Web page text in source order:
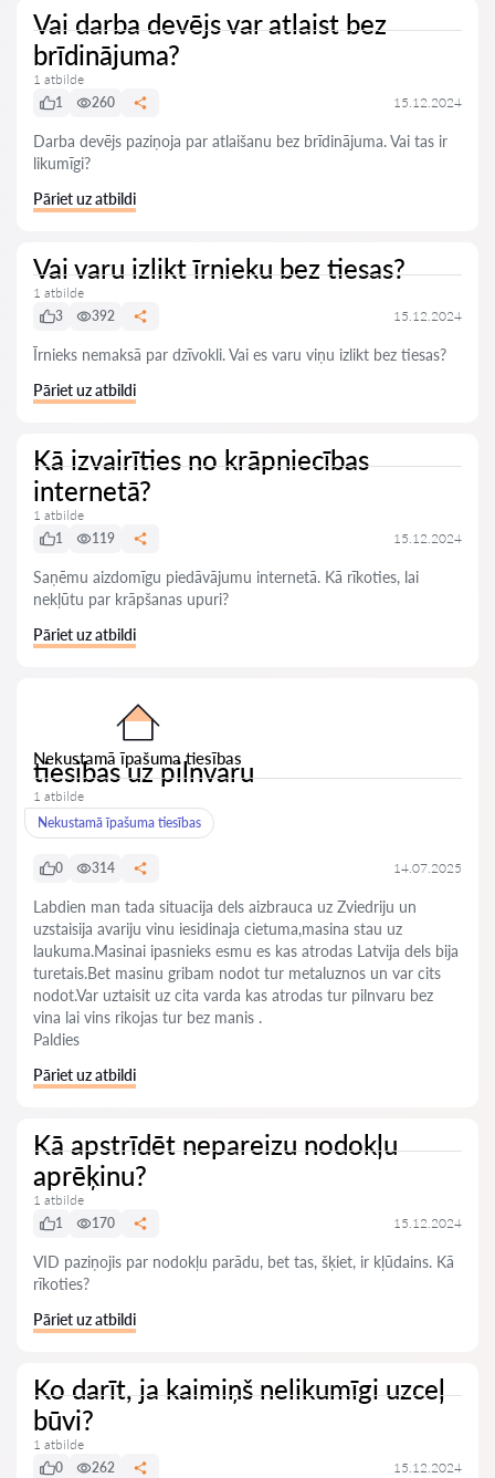
Vai darba devējs var atlaist bez
brīdinājuma?
1 atbilde
1
260 15.12.2024
Darba devējs paziņoja par atlaišanu bez brīdinājuma. Vai tas ir
likumīgi?
Pāriet uz atbildi
Vai varu izlikt īrnieku bez tiesas?
1 atbilde
3
392 15.12.2024
Īrnieks nemaksā par dzīvokli. Vai es varu viņu izlikt bez tiesas?
Pāriet uz atbildi
Kā izvairīties no krāpniecības
internetā?
1 atbilde
1
119 15.12.2024
Saņēmu aizdomīgu piedāvājumu internetā. Kā rīkoties, lai
nekļūtu par krāpšanas upuri?
Pāriet uz atbildi
Nekustamā īpašuma tiesības
tiesibas uz pilnvaru
1 atbilde
Nekustamā īpašuma tiesības
0 314 14.07.2025
Labdien man tada situacija dels aizbrauca uz Zviedriju un
uzstaisija avariju vinu iesidinaja cietuma,masina stau uz
laukuma.Masinai ipasnieks esmu es kas atrodas Latvija dels bija
turetais.Bet masinu gribam nodot tur metaluznos un var cits
nodot.Var uztaisit uz cita varda kas atrodas tur pilnvaru bez
vina lai vins rikojas tur bez manis .
Paldies
Pāriet uz atbildi
Kā apstrīdēt nepareizu nodokļu
aprēķinu?
1 atbilde
1
170 15.12.2024
VID paziņojis par nodokļu parādu, bet tas, šķiet, ir kļūdains. Kā
rīkoties?
Pāriet uz atbildi
Ko darīt, ja kaimiņš nelikumīgi uzceļ
būvi?
1 atbilde
0
262 15.12.2024